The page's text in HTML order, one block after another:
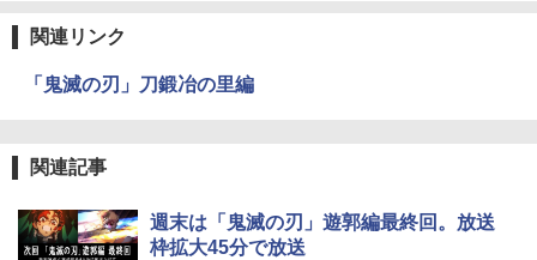
関連リンク
「鬼滅の刃」刀鍛冶の里編
関連記事
週末は「鬼滅の刃」遊郭編最終回。放送
枠拡大45分で放送